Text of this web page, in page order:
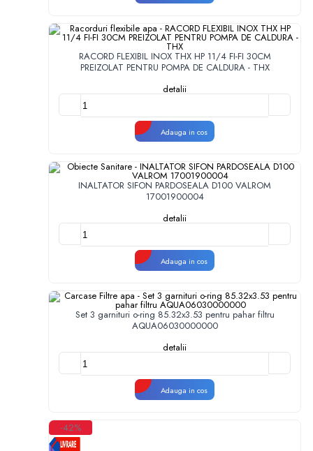
RACORD FLEXIBIL INOX THX HP 11/4 FI-FI 30CM
PREIZOLAT PENTRU POMPA DE CALDURA - THX
detalii
Adauga in cos
INALTATOR SIFON PARDOSEALA D100 VALROM
17001900004
detalii
Adauga in cos
Set 3 garnituri o-ring 85.32x3.53 pentru pahar filtru
AQUA06030000000
detalii
Adauga in cos
-42%